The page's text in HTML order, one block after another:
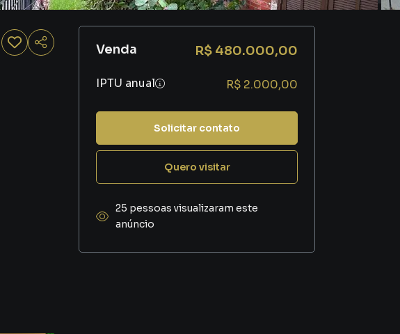
Venda R$ 480.000,00
IPTU anual R$ 2.000,00
Solicitar contato
Quero visitar
25 pessoas visualizaram este
anúncio